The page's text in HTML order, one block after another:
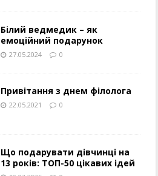
Білий ведмедик – як
емоційний подарунок
27.05.2024 0
Привітання з днем філолога
22.05.2021 0
Що подарувати дівчинці на
13 років: ТОП-50 цікавих ідей